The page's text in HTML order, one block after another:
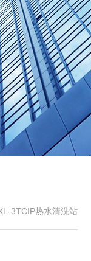
3TCIP热水清洗站